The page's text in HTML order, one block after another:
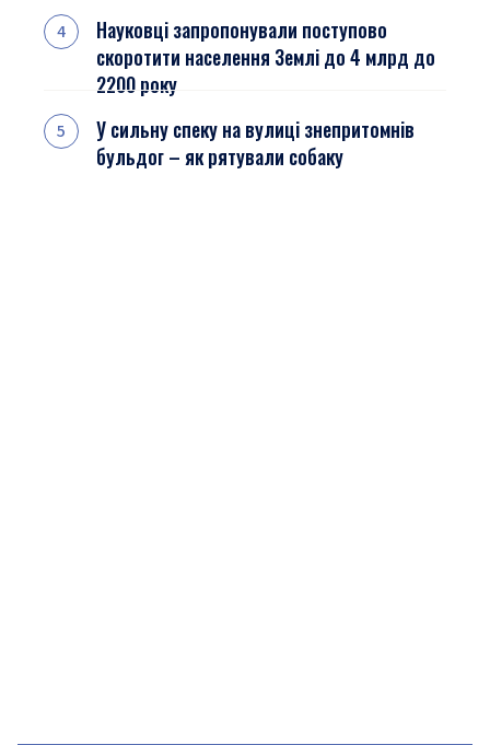
Науковці запропонували поступово
скоротити населення Землі до 4 млрд до
2200 року
У сильну спеку на вулиці знепритомнів
бульдог – як рятували собаку